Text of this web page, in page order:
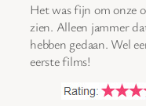
Het was fijn om onze
zien. Alleen jammer
hebben gedaan. Wel
eerste films!